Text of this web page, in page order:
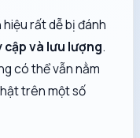
rất dễ bị đánh
cập và lưu lượng.
có thể vẫn nằm
trên một số